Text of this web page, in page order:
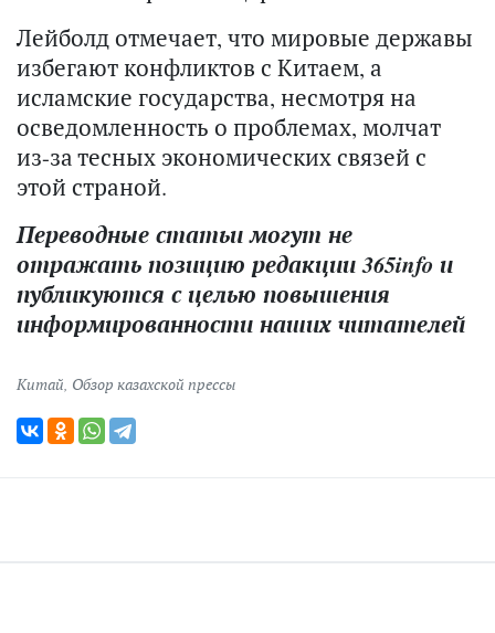
Лейболд отмечает, что мировые державы
избегают конфликтов с Китаем, а
исламские государства, несмотря на
осведомленность о проблемах, молчат
из-за тесных экономических связей с
этой страной.
Переводные статьи могут не
отражать позицию редакции 365info и
публикуются с целью повышения
информированности наших читателей
Китай, Обзор казахской прессы